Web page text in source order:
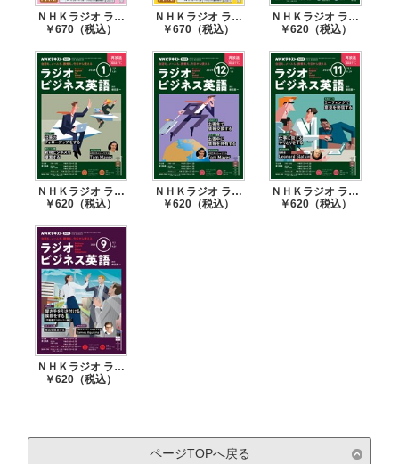
ＮＨＫラジオ ラジオビジネス英語 2026年5月号
￥670（税込）
ＮＨＫラジオ ラジオビジネス英語 2026年4月号
￥670（税込）
ＮＨＫラジオ ラジオビジネス英語 2026年3月号
￥620（税込）
ＮＨＫラジオ ラジオビジネス英語 2026年1月号
￥620（税込）
ＮＨＫラジオ ラジオビジネス英語 2025年12月号
￥620（税込）
ＮＨＫラジオ ラジオビジネス英語 2025年11月号
￥620（税込）
ＮＨＫラジオ ラジオビジネス英語 2025年9月号
￥620（税込）
ページTOPへ戻る